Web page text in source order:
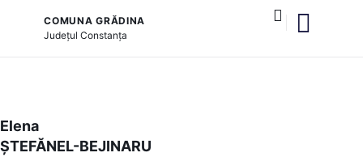
COMUNA GRĂDINA
JudețulConstanța
Elena
ȘTEFĂNEL-BEJINARU